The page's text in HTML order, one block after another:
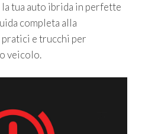
tua auto ibrida in perfette
completa alla
e trucchi per
veicolo.